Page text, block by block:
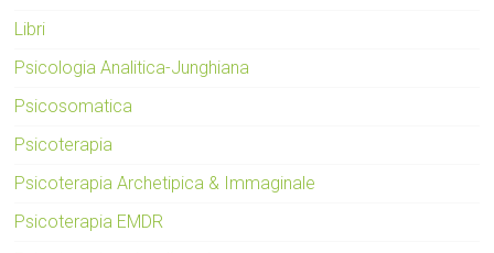
Libri
Psicologia Analitica-Junghiana
Psicosomatica
Psicoterapia
Psicoterapia Archetipica & Immaginale
Psicoterapia EMDR